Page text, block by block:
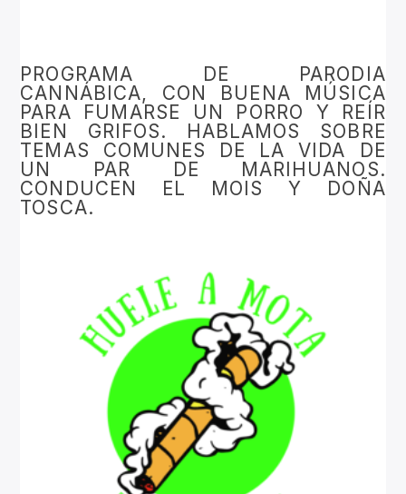
PROGRAMA DE PARODIA
CANNÁBICA, CON BUENA MÚSICA
PARA FUMARSE UN PORRO Y REÍR
BIEN GRIFOS. HABLAMOS SOBRE
TEMAS COMUNES DE LA VIDA DE
UN PAR DE MARIHUANOS.
CONDUCEN EL MOIS Y DOÑA
TOSCA.